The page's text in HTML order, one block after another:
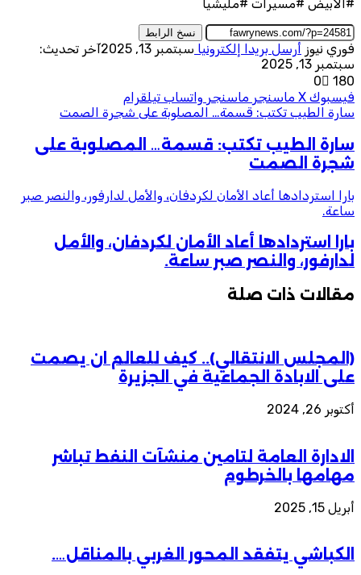
#الابيض #مسيرات #مليشيا
نسخ الرابط
فوري نيوز أرسل بريدا إلكترونيا سبتمبر 13, 2025
آخر تحديث:
سبتمبر 13, 2025
0
180
فيسبوك ‫X ماسنجر ماسنجر واتساب تيلقرام
سارة الطيب تكتب: قسمة… المصلوبة على شجرة الصمت
سارة الطيب تكتب: قسمة… المصلوبة على
شجرة الصمت
بارا استردادها أعاد الأمان لكردفان، والأمل لدارفور، والنصر صبر
ساعة.
بارا استردادها أعاد الأمان لكردفان، والأمل
لدارفور، والنصر صبر ساعة.
مقالات ذات صلة
(المجلس الانتقالي).. كيف للعالم ان يصمت
على الابادة الجماعية في الجزيرة
أكتوبر 26, 2024
الادارة العامة لتامين منشآت النفط تباشر
مهامها بالخرطوم
أبريل 15, 2025
الكباشي يتفقد المحور الغربي بالمناقل….